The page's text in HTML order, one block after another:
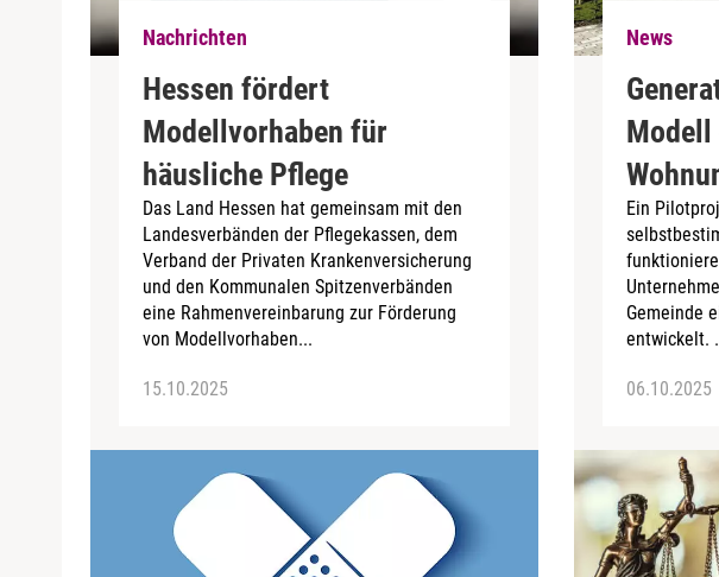
Nachrichten
Hessen fördert
Modellvorhaben für
häusliche Pflege
Das Land Hessen hat gemeinsam mit den
Landesverbänden der Pflegekassen, dem
Verband der Privaten Krankenversicherung
und den Kommunalen Spitzenverbänden
eine Rahmenvereinbarung zur Förderung
von Modellvorhaben...
15.10.2025
News
Modell
Ein
Gemeinde
entwickelt.
06.10.2025